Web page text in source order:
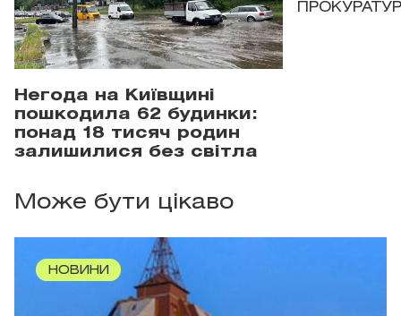
Негода на Київщині
пошкодила 62 будинки:
понад 18 тисяч родин
залишилися без світла
Може бути цікаво
НОВИНИ